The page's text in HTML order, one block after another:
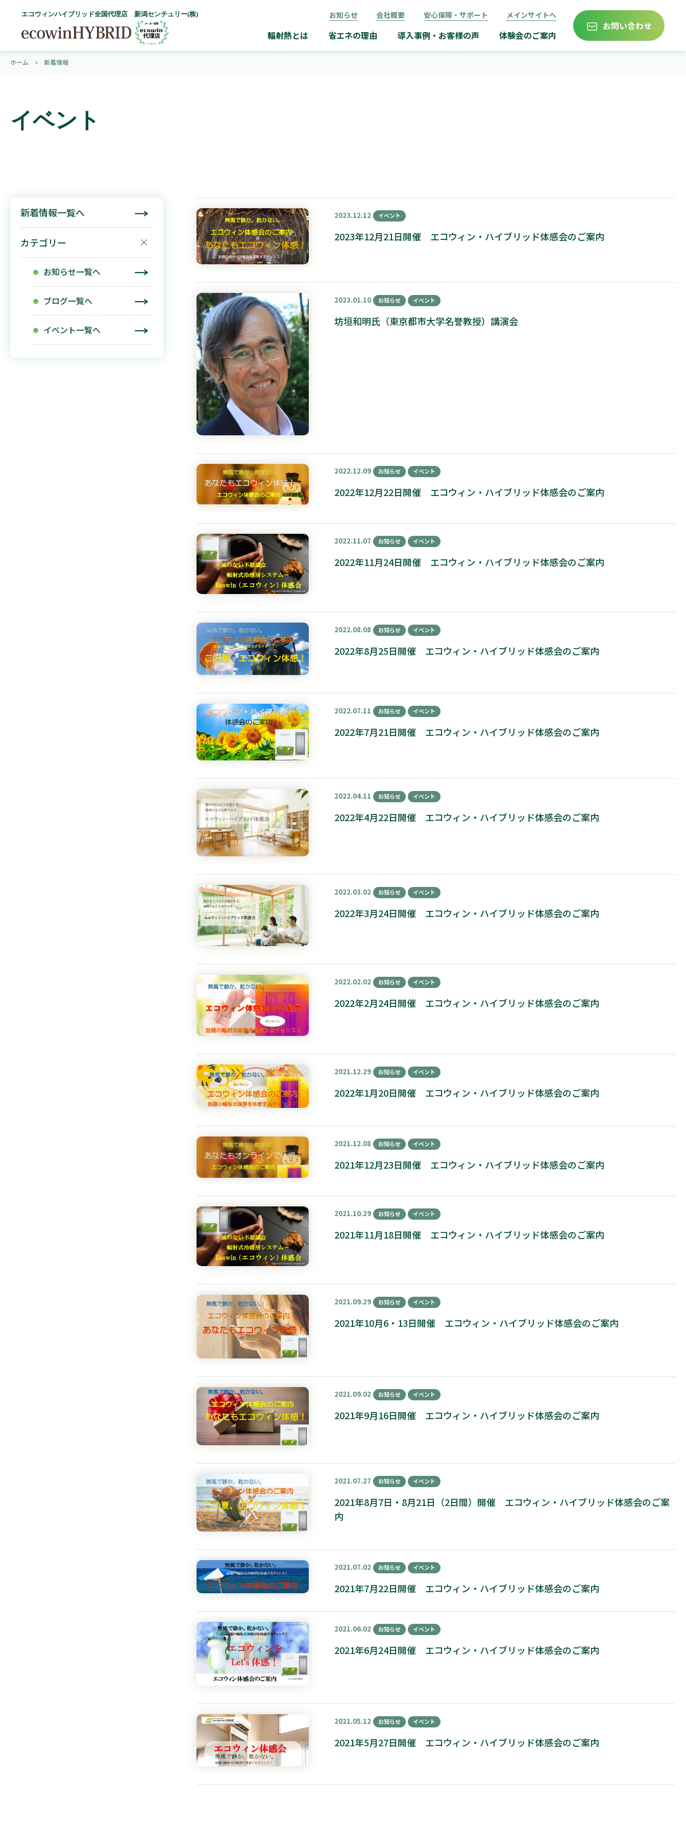
エコウィンハイブリッド全国代理店 新潟センチュリー(株) お知らせ 会社概要 安心保障・サポート メインサイトへ
輻射熱とは 省エネの理由 導入事例・お客様の声 体験会のご案内
お問い合わせ
ホーム 新着情報
イベント
新着情報一覧へ
カテゴリー
お知らせ一覧へ
ブログ一覧へ
イベント一覧へ
2023.12.12 イベント
2023年12月21日開催 エコウィン・ハイブリッド体感会のご案内
2023.01.10 お知らせ イベント
坊垣和明氏（東京都市大学名誉教授）講演会
2022.12.09 お知らせ イベント
2022年12月22日開催 エコウィン・ハイブリッド体感会のご案内
2022.11.07 お知らせ イベント
2022年11月24日開催 エコウィン・ハイブリッド体感会のご案内
2022.08.08 お知らせ イベント
2022年8月25日開催 エコウィン・ハイブリッド体感会のご案内
2022.07.11 お知らせ イベント
2022年7月21日開催 エコウィン・ハイブリッド体感会のご案内
2022.04.11 お知らせ イベント
2022年4月22日開催 エコウィン・ハイブリッド体感会のご案内
2022.03.02 お知らせ イベント
2022年3月24日開催 エコウィン・ハイブリッド体感会のご案内
2022.02.02 お知らせ イベント
2022年2月24日開催 エコウィン・ハイブリッド体感会のご案内
2021.12.29 お知らせ イベント
2022年1月20日開催 エコウィン・ハイブリッド体感会のご案内
2021.12.08 お知らせ イベント
2021年12月23日開催 エコウィン・ハイブリッド体感会のご案内
2021.10.29 お知らせ イベント
2021年11月18日開催 エコウィン・ハイブリッド体感会のご案内
2021.09.29 お知らせ イベント
2021年10月6・13日開催 エコウィン・ハイブリッド体感会のご案内
2021.09.02 お知らせ イベント
2021年9月16日開催 エコウィン・ハイブリッド体感会のご案内
2021.07.27 お知らせ イベント
2021年8月7日・8月21日（2日間）開催 エコウィン・ハイブリッド体感会のご案
内
2021.07.02 お知らせ イベント
2021年7月22日開催 エコウィン・ハイブリッド体感会のご案内
2021.06.02 お知らせ イベント
2021年6月24日開催 エコウィン・ハイブリッド体感会のご案内
2021.05.12 お知らせ イベント
2021年5月27日開催 エコウィン・ハイブリッド体感会のご案内